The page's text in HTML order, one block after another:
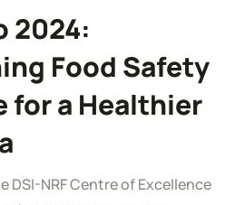
2024:
Food Safety
for a Healthier
DSI-NRF Centre of Excellence